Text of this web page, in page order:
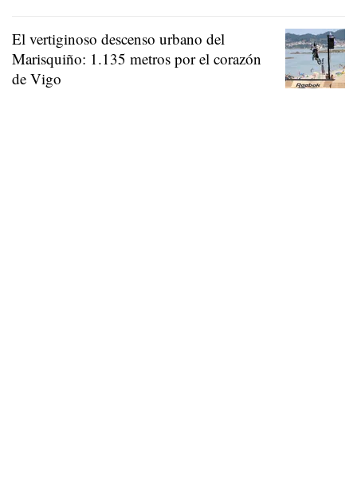
El vertiginoso descenso urbano del
Marisquiño: 1.135 metros por el corazón
de Vigo